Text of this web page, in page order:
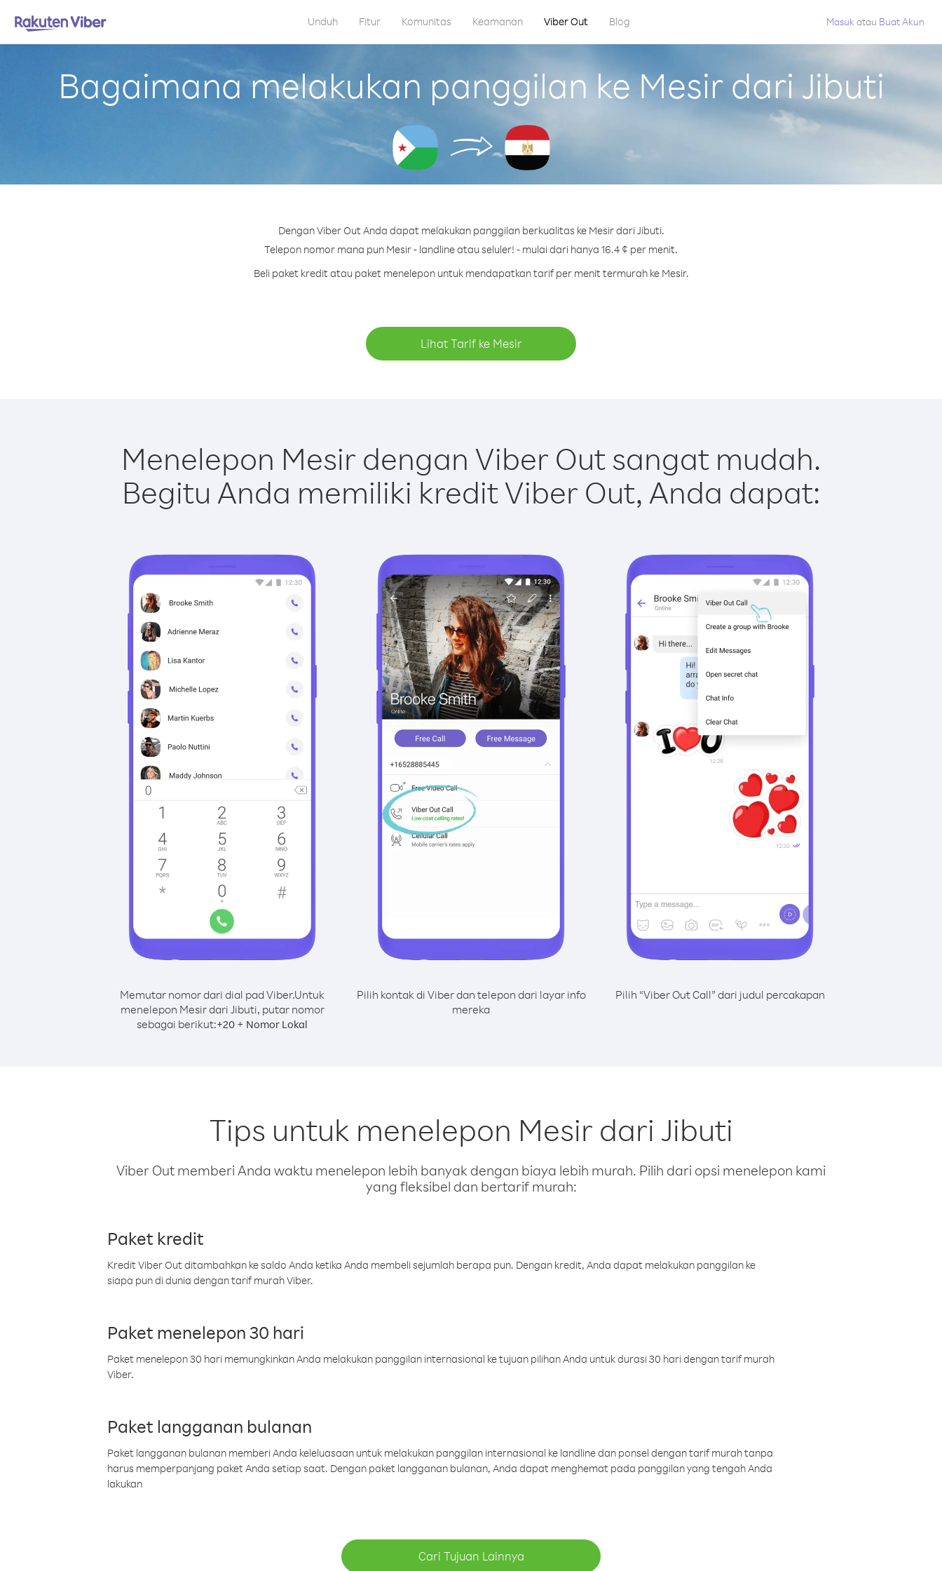
Unduh Fitur Komunitas Keamanan Viber Out Blog Masuk atau Buat Akun
Bagaimana melakukan panggilan ke Mesir dari Jibuti
Dengan Viber Out Anda dapat melakukan panggilan berkualitas ke Mesir dari Jibuti.
Telepon nomor mana pun Mesir - landline atau seluler! - mulai dari hanya 16.4 ¢ per menit.
Beli paket kredit atau paket menelepon untuk mendapatkan tarif per menit termurah ke Mesir.
Lihat Tarif ke Mesir
Menelepon Mesir dengan Viber Out sangat mudah.
Begitu Anda memiliki kredit Viber Out, Anda dapat:
Memutar nomor dari dial pad Viber.Untuk
menelepon Mesir dari Jibuti, putar nomor
sebagai berikut:+20 + Nomor Lokal
Pilih kontak di Viber dan telepon dari layar info
mereka
Pilih “Viber Out Call” dari judul percakapan
Tips untuk menelepon Mesir dari Jibuti
Viber Out memberi Anda waktu menelepon lebih banyak dengan biaya lebih murah. Pilih dari opsi menelepon kami
yang fleksibel dan bertarif murah:
Paket kredit
Kredit Viber Out ditambahkan ke saldo Anda ketika Anda membeli sejumlah berapa pun. Dengan kredit, Anda dapat melakukan panggilan ke
siapa pun di dunia dengan tarif murah Viber.
Paket menelepon 30 hari
Paket menelepon 30 hari memungkinkan Anda melakukan panggilan internasional ke tujuan pilihan Anda untuk durasi 30 hari dengan tarif murah
Viber.
Paket langganan bulanan
Paket langganan bulanan memberi Anda keleluasaan untuk melakukan panggilan internasional ke landline dan ponsel dengan tarif murah tanpa
harus memperpanjang paket Anda setiap saat. Dengan paket langganan bulanan, Anda dapat menghemat pada panggilan yang tengah Anda
lakukan
Cari Tujuan Lainnya